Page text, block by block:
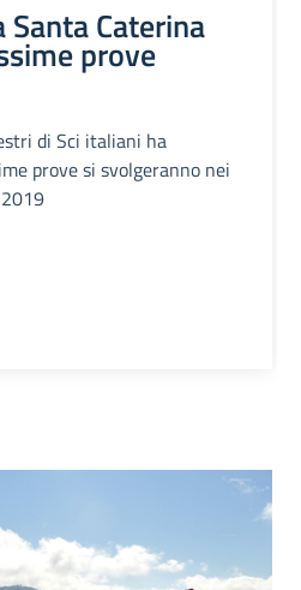
Caterina
prove
di Sci italiani ha
prove si svolgeranno nei